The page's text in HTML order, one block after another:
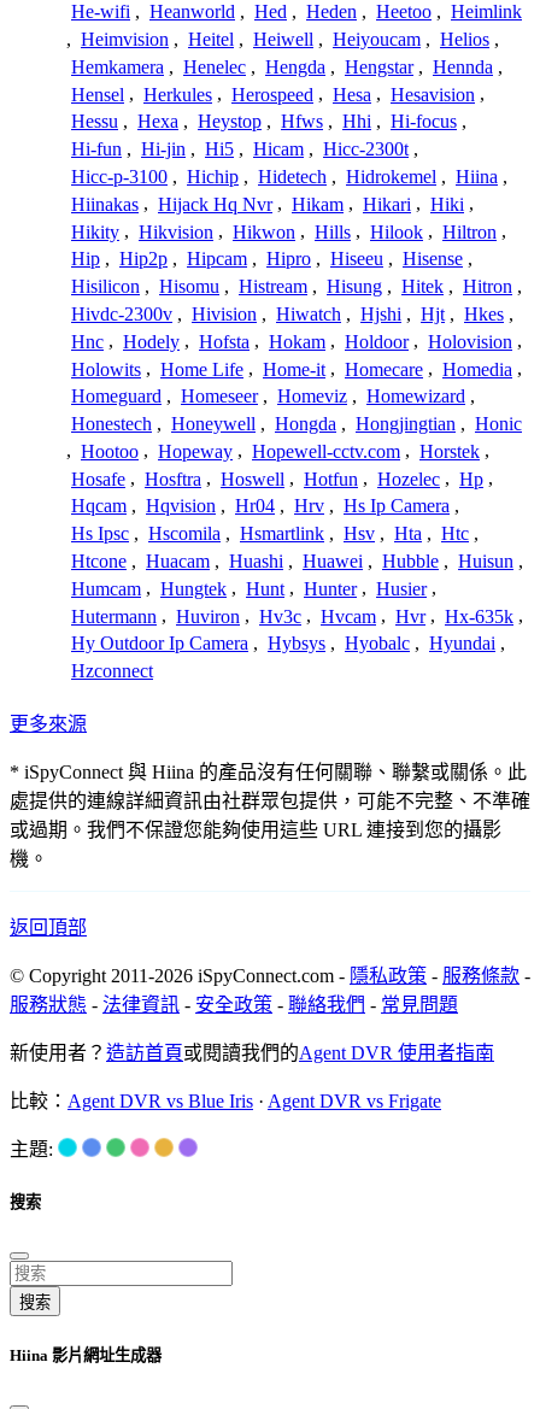
He-wifi , Heanworld , Hed , Heden , Heetoo , Heimlink
, Heimvision , Heitel , Heiwell , Heiyoucam , Helios ,
Hemkamera , Henelec , Hengda , Hengstar , Hennda ,
Hensel , Herkules , Herospeed , Hesa , Hesavision ,
Hessu , Hexa , Heystop , Hfws , Hhi , Hi-focus ,
Hi-fun , Hi-jin , Hi5 , Hicam , Hicc-2300t ,
Hicc-p-3100 , Hichip , Hidetech , Hidrokemel , Hiina ,
Hiinakas , Hijack Hq Nvr , Hikam , Hikari , Hiki ,
Hikity , Hikvision , Hikwon , Hills , Hilook , Hiltron ,
Hip , Hip2p , Hipcam , Hipro , Hiseeu , Hisense ,
Hisilicon , Hisomu , Histream , Hisung , Hitek , Hitron ,
Hivdc-2300v , Hivision , Hiwatch , Hjshi , Hjt , Hkes ,
Hnc , Hodely , Hofsta , Hokam , Holdoor , Holovision ,
Holowits , Home Life , Home-it , Homecare , Homedia ,
Homeguard , Homeseer , Homeviz , Homewizard ,
Honestech , Honeywell , Hongda , Hongjingtian , Honic
, Hootoo , Hopeway , Hopewell-cctv.com , Horstek ,
Hosafe , Hosftra , Hoswell , Hotfun , Hozelec , Hp ,
Hqcam , Hqvision , Hr04 , Hrv , Hs Ip Camera ,
Hs Ipsc , Hscomila , Hsmartlink , Hsv , Hta , Htc ,
Htcone , Huacam , Huashi , Huawei , Hubble , Huisun ,
Humcam , Hungtek , Hunt , Hunter , Husier ,
Hutermann , Huviron , Hv3c , Hvcam , Hvr , Hx-635k ,
Hy Outdoor Ip Camera , Hybsys , Hyobalc , Hyundai ,
Hzconnect
更多來源
* iSpyConnect 與 Hiina 的產品沒有任何關聯、聯繫或關係。此
處提供的連線詳細資訊由社群眾包提供，可能不完整、不準確
或過期。我們不保證您能夠使用這些 URL 連接到您的攝影
機。
返回頂部
© Copyright 2011-2026 iSpyConnect.com - 隱私政策 - 服務條款 -
服務狀態 - 法律資訊 - 安全政策 - 聯絡我們 - 常見問題
新使用者？ 造訪首頁或閱讀我們的Agent DVR 使用者指南
比較： Agent DVR vs Blue Iris · Agent DVR vs Frigate
主題:
搜索
搜索
Hiina 影片網址生成器